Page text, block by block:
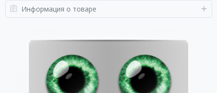
Информация о товаре